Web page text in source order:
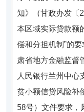
知》（甘政办发〔
本区域实际贷款额
偿和分担机制”的
肃省地方金融监督
人民银行兰州中心
贫小额信贷风险补
58号）文件要求，